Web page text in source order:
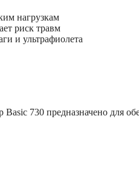
нагрузкам
риск травм
и ультрафиолета
730 предназначено для